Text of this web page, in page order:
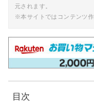
元されます。
※本サイトではコンテンツ
目次